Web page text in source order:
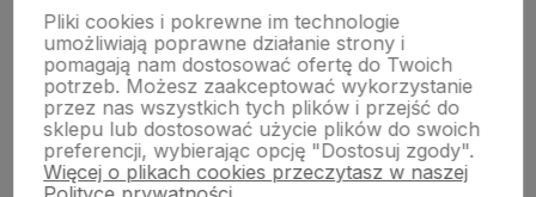
Moje konto
Płatności i dostawa
Informacje
Pliki cookies i pokrewne im technologie
umożliwiają poprawne działanie strony i
pomagają nam dostosować ofertę do Twoich
potrzeb. Możesz zaakceptować wykorzystanie
przez nas wszystkich tych plików i przejść do
sklepu lub dostosować użycie plików do swoich
preferencji, wybierając opcję "Dostosuj zgody".
Więcej o plikach cookies przeczytasz w naszej